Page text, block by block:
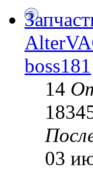
boss181
14
03